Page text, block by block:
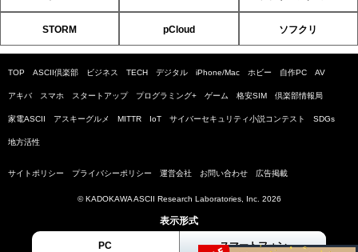
STORM pCloud ソフクリ
TOP ASCII倶楽部 ビジネス TECH デジタル iPhone/Mac ホビー 自作PC AV
アキバ スマホ スタートアップ プログラミング+ ゲーム 格安SIM 倶楽部情報局
家電ASCII アスキーグルメ MITTR IoT サイバーセキュリティ小説コンテスト SDGs
地方活性
サイトポリシー プライバシーポリシー 運営会社 お問い合わせ 広告掲載
© KADOKAWA ASCII Research Laboratories, Inc. 2026
表示形式
PC スマートフォン